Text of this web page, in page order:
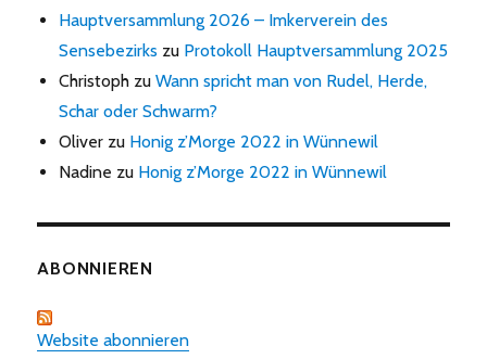
Hauptversammlung 2026 – Imkerverein des
Sensebezirks zu Protokoll Hauptversammlung 2025
Christoph zuWann spricht man von Rudel, Herde,
Schar oder Schwarm?
Oliver zu Honig z’Morge 2022 in Wünnewil
Nadine zu Honig z’Morge 2022 in Wünnewil
ABONNIEREN
Website abonnieren